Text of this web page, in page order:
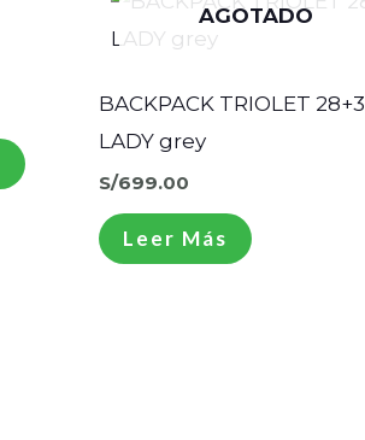
múltiples
variantes.
Las
opciones
AGOTADO
BACKPACK TRIOLET 28+3
LADY grey
S/699.00
Leer Más